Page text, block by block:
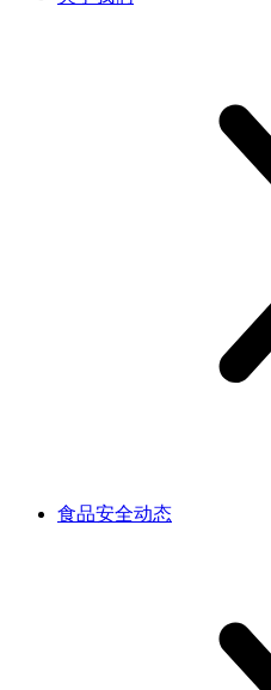
食品安全动态